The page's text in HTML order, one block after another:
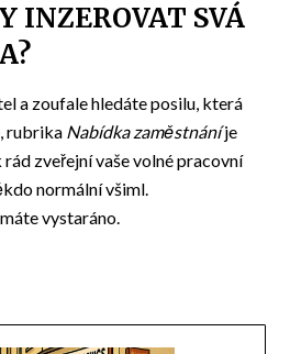
INZEROVAT SVÁ
a zoufale hledáte posilu, která
rubrika Nabídka zaměstnáníje
zveřejní vaše volné pracovní
normální všiml.
vystaráno.